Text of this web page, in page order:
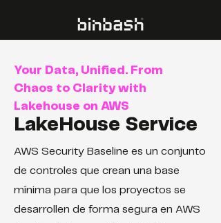
Your Data, Unified. From
Chaos to Clarity with
Lakehouse on AWS
LakeHouse Service
AWS Security Baseline es un conjunto
de controles que crean una base
mínima para que los proyectos se
desarrollen de forma segura en AWS